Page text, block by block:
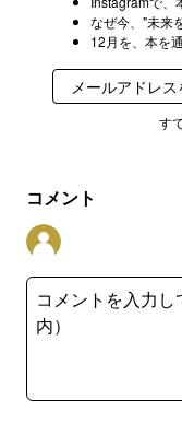
なぜ今、"未来
12月を、本を
す
コメント